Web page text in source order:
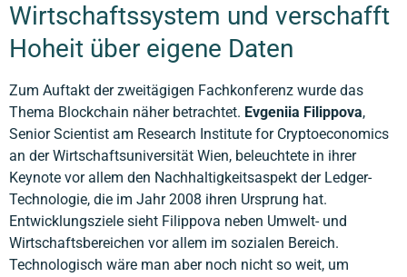
Wirtschaftssystem und verschafft
Hoheit über eigene Daten
Zum Auftakt der zweitägigen Fachkonferenz wurde das
Thema Blockchain näher betrachtet. Evgeniia Filippova,
Senior Scientist am Research Institute for Cryptoeconomics
an der Wirtschaftsuniversität Wien, beleuchtete in ihrer
Keynote vor allem den Nachhaltigkeitsaspekt der Ledger-
Technologie, die im Jahr 2008 ihren Ursprung hat.
Entwicklungsziele sieht Filippova neben Umwelt- und
Wirtschaftsbereichen vor allem im sozialen Bereich.
Technologisch wäre man aber noch nicht so weit, um